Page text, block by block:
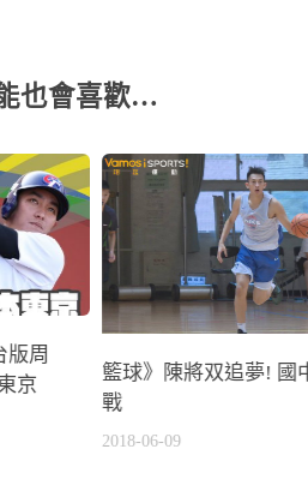
也會喜歡…
籃球》陳將双追夢! 國
戰
2018-06-09
版周
京